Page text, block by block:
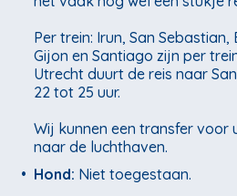
Per trein: Irun, San
Gijon en Santiago zijn per
Utrecht duurt de reis naar
22 tot 25 uur.
Wij kunnen een transfer voor
naar de luchthaven.
• Hond: Niet toegestaan.